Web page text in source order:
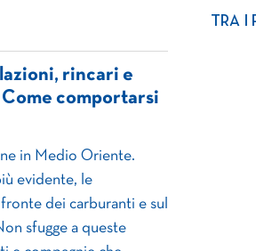
rincari e
comportarsi
in Medio Oriente.
evidente, le
dei carburanti e sul
sfugge a queste
TRA I